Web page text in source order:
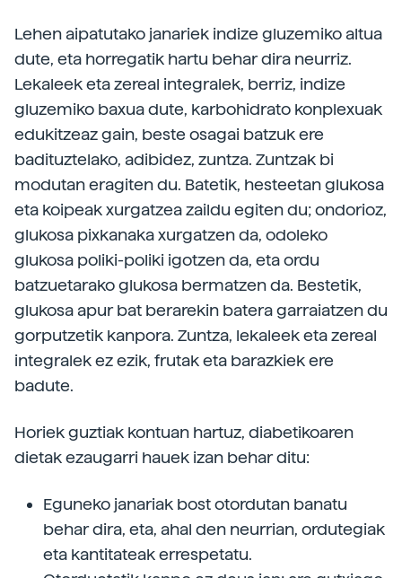
Lehen aipatutako janariek indize gluzemiko altua
dute, eta horregatik hartu behar dira neurriz.
Lekaleek eta zereal integralek, berriz, indize
gluzemiko baxua dute, karbohidrato konplexuak
edukitzeaz gain, beste osagai batzuk ere
badituztelako, adibidez, zuntza. Zuntzak bi
modutan eragiten du. Batetik, hesteetan glukosa
eta koipeak xurgatzea zaildu egiten du; ondorioz,
glukosa pixkanaka xurgatzen da, odoleko
glukosa poliki-poliki igotzen da, eta ordu
batzuetarako glukosa bermatzen da. Bestetik,
glukosa apur bat berarekin batera garraiatzen du
gorputzetik kanpora. Zuntza, lekaleek eta zereal
integralek ez ezik, frutak eta barazkiek ere
badute.
Horiek guztiak kontuan hartuz, diabetikoaren
dietak ezaugarri hauek izan behar ditu:
Eguneko janariak bost otordutan banatu
behar dira, eta, ahal den neurrian, ordutegiak
eta kantitateak errespetatu.